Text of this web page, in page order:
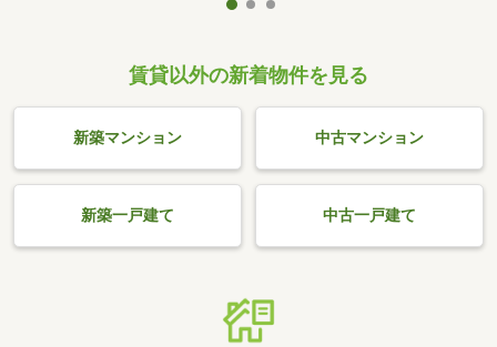
賃貸以外の新着物件を見る
新築マンション 中古マンション
新築一戸建て 中古一戸建て